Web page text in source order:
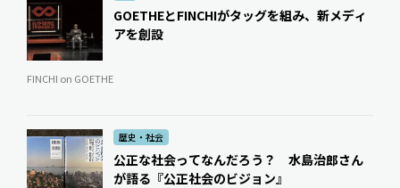
GOETHEとFINCHIがタッグを組み、新メディ
アを創設
FINCHI on GOETHE
歴史・社会
公正な社会ってなんだろう？ 水島治郎さん
が語る『公正社会のビジョン』